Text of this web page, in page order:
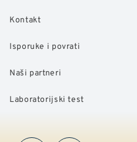
Kontakt
Isporuke i povrati
Naši partneri
Laboratorijski test